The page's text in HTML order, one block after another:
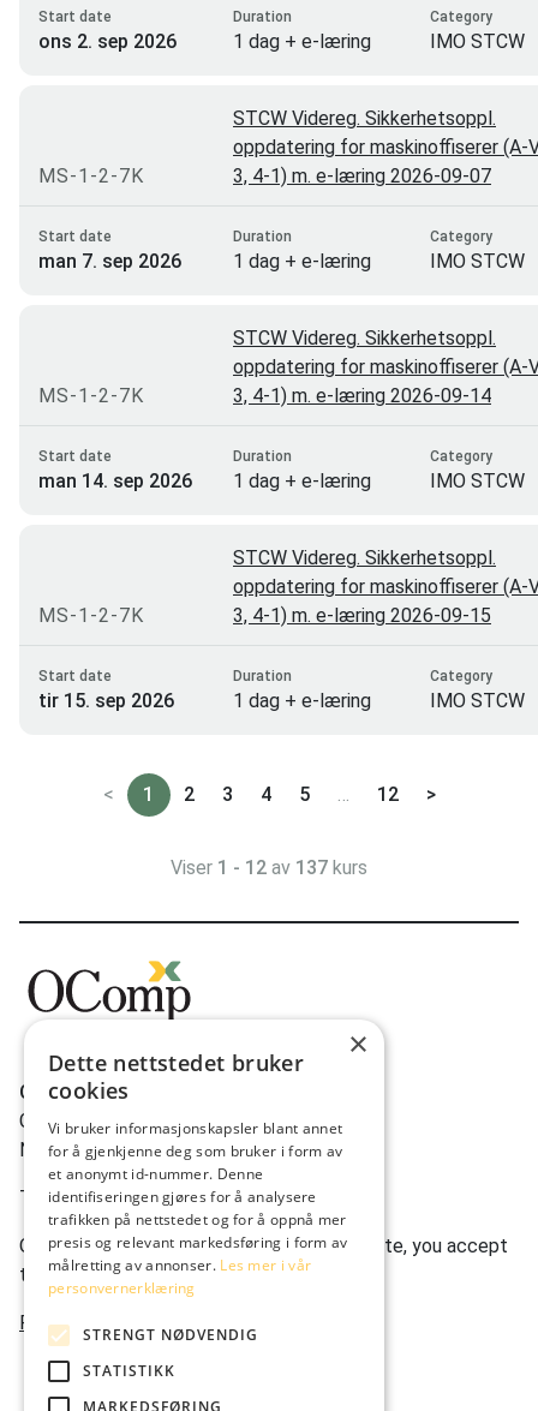
Start date
ons 2. sep 2026
Duration
1 dag + e-læring
Category
IMO STCW
MS-1-2-7K
Start date
man 7. sep 2026
STCW Videreg. Sikkerhetsoppl.
oppdatering for maskinoffiserer (A-
3, 4-1) m. e-læring 2026-09-07
Duration
1 dag + e-læring
Category
IMO STCW
MS-1-2-7K
Start date
man 14. sep 2026
STCW Videreg. Sikkerhetsoppl.
oppdatering for maskinoffiserer (A-
3, 4-1) m. e-læring 2026-09-14
Duration
1 dag + e-læring
Category
IMO STCW
MS-1-2-7K
Start date
tir 15. sep 2026
STCW Videreg. Sikkerhetsoppl.
oppdatering for maskinoffiserer (A-
3, 4-1) m. e-læring 2026-09-15
Duration
1 dag + e-læring
Category
IMO STCW
< 1 2 3 4 5 12 >
Viser 1 - 12 av 137 kurs
OComp AS
Gravdalsveien 262
N-5165 Laksevåg
Tlf:(+47) 950 22 622
Ocomp.co uses cookies. By using our website, you accept
this.
Privacy statement
×
Dette nettstedet bruker
cookies
Vi bruker informasjonskapsler blant annet
for å gjenkjenne deg som bruker i form av
et anonymt id-nummer. Denne
identifiseringen gjøres for å analysere
trafikken på nettstedet og for å oppnå mer
presis og relevant markedsføring i form av
målretting av annonser. Les mer i vår
personvernerklæring
STRENGT NØDVENDIG
STATISTIKK
MARKEDSFØRING